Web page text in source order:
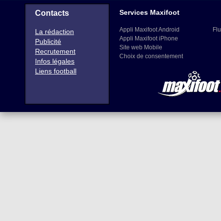
Contacts
La rédaction
Publicité
Recrutement
Infos légales
Liens football
Services Maxifoot
Appli Maxifoot Android
Appli Maxifoot iPhone
Site web Mobile
Choix de consentement